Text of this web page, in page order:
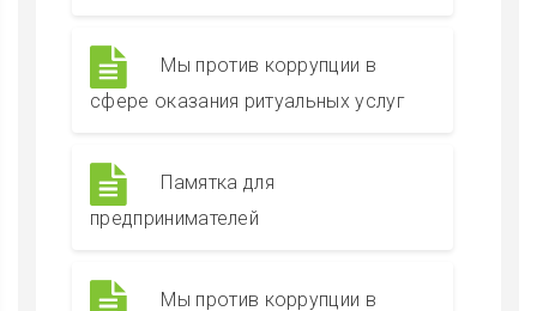
Мы против коррупции в
сфере оказания ритуальных услуг
Памятка для
предпринимателей
Мы против коррупции в